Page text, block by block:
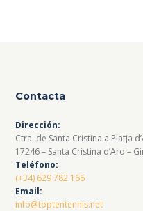
Contacta
Dirección:
Ctra. de Santa Cristina a Platja
17246 – Santa Cristina d’Aro –
Teléfono:
(+34) 629 782 166
Email:
info@toptentennis.net